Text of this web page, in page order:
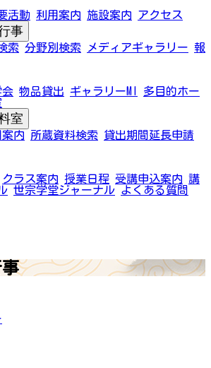
活動 利用案内 施設案内 アクセス
事
索 分野別検索 メディアギャラリー 報
会 物品貸出 ギャラリーMI
多目的ホー
室
内 所蔵資料検索
貸出期間延長申請
クラス案内 授業日程 受講申込案内 講
世宗学堂ジャーナル よくある質問